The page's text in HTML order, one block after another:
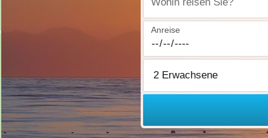
Wohin reisen Sie?
Anreise